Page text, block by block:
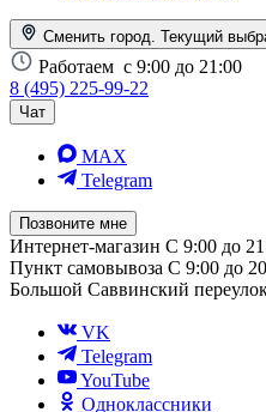
Сменить город. Текущий
Работаем с 9:00 до 21:00
8 (495) 225-99-22
Чат
MAX
Telegram
Позвоните мне
Интернет-магазин С 9:00 до
Пункт самовывоза С 9:00 до
Большой Саввинский
VK
Telegram
YouTube
Одноклассники